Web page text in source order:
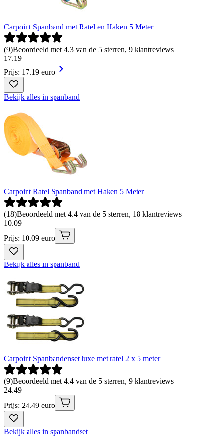
Carpoint Spanband met Ratel en Haken 5 Meter
(9)Beoordeeld met 4.3 van de 5 sterren, 9 klantreviews
17.19
Prijs: 17.19 euro
Bekijk alles in spanband
Carpoint Ratel Spanband met Haken 5 Meter
(18)Beoordeeld met 4.4 van de 5 sterren, 18 klantreviews
10.09
Prijs: 10.09 euro
Bekijk alles in spanband
Carpoint Spanbandenset luxe met ratel 2 x 5 meter
(9)Beoordeeld met 4.4 van de 5 sterren, 9 klantreviews
24.49
Prijs: 24.49 euro
Bekijk alles in spanbandset